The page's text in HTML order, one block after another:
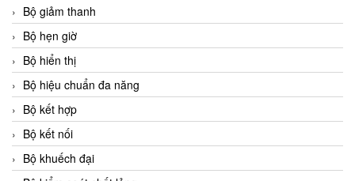
Bộ giảm thanh
Bộ hẹn giờ
Bộ hiển thị
Bộ hiệu chuẩn đa năng
Bộ kết hợp
Bộ kết nối
Bộ khuếch đại